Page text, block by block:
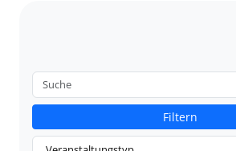
Filtern